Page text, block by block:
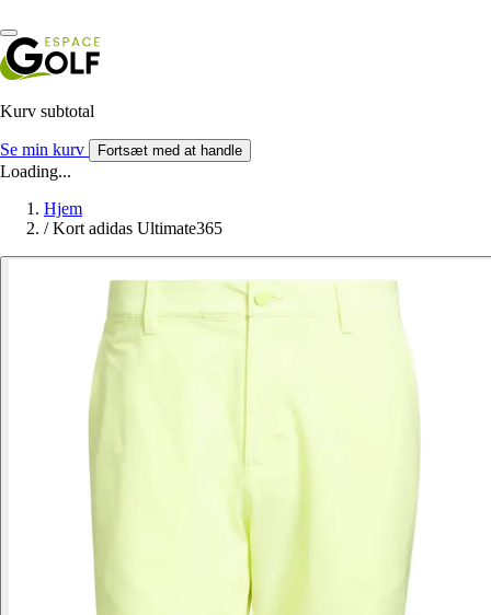
Kurv subtotal
Se min kurv Fortsæt med at handle
Loading...
Hjem
/ Kort adidas Ultimate365